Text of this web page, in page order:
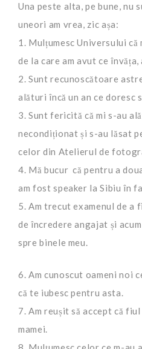
Una peste alta, pe bune, nu
uneori am vrea, zic așa:
1. Mulțumesc Universului că
de la care am avut ce învăța,
2. Sunt recunoscătoare
alături încă un an ce doresc
3. Sunt fericită că mi s-au
necondiționat și s-au lăsat
celor din Atelierul de
4. Mă bucur că pentru a
am fost speaker la Sibiu în
5. Am trecut examenul de a
de încredere angajat și
spre binele meu.
6. Am cunoscut oameni noi
că te iubesc pentru asta.
7. Am reușit să accept că
mamei.